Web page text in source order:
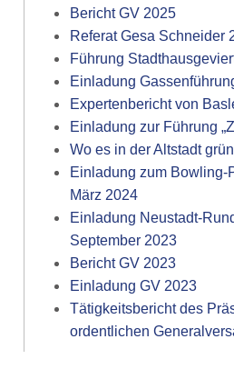
Bericht GV 2025
Referat Gesa Schneider
Führung
Einladung
Expertenbericht von
Einladung zur Führung
Wo es in der Altstadt
Einladung zum Bowling-
März 2024
Einladung Neustadt-
September 2023
Bericht GV 2023
Einladung GV 2023
Tätigkeitsbericht des
ordentlichen